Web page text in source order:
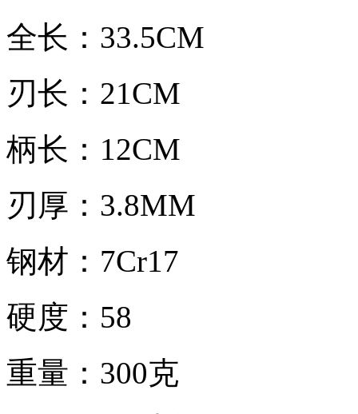
全长：33.5CM
刃长：21CM
柄长：12CM
刃厚：3.8MM
钢材：7Cr17
硬度：58
重量：300克